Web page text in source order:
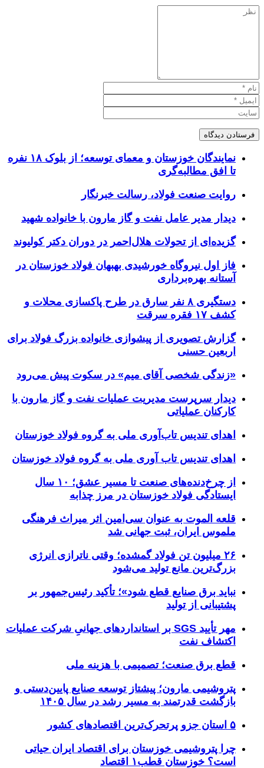
نمایندگان خوزستان و معمای توسعه؛ از بلوک ۱۸ نفره
تا افق مطالبه‌گری
روایت صنعت فولاد،‌ رسالت خبرنگار
دیدار مدیر عامل نفت و گاز مارون با خانواده شهید
گزیده‌ای از تحولات هلال‌احمر در دوران دکتر کولیوند
فاز اول نیروگاه خورشیدی بهبهان فولاد خوزستان در
آستانه بهره‌برداری
دستگیری ۸ نفر سارق در طرح پاکسازی محلات و
کشف ۱۷ فقره سرقت
گزارش تصویری از پیشوازی خانواده بزرگ فولاد برای
اربعین حسنی
«زندگی شخصی آقای میم» در سکوت پیش می‌رود
دیدار سرپرست مدیریت عملیات نفت و گاز مارون با
کارکنان عملیاتی
اهدای تندیس تاب‌آوری ملی به گروه فولاد خوزستان
اهدای تندیس تاب آوری ملی به گروه فولاد خوزستان
از چرخ‌دنده‌های صنعت تا مسیر عشق؛ ۱۰ سال
ایستادگی فولاد خوزستان در مرز چذابه
قلعه الموت به عنوان سی‌امین اثر میراث‌ فرهنگی
ملموس ایران، ثبت جهانی شد
۲۶ میلیون تن فولاد گمشده؛ وقتی ناترازی انرژی
بزرگ‌ترین مانع تولید می‌شود
نباید برق صنایع قطع شود»؛ تأکید رئیس‌جمهور بر
پشتیبانی از تولید
مهر تأیید SGS بر استانداردهای جهانیِ شرکت عملیات
اکتشاف نفت
قطع برق صنعت؛ تصمیمی با هزینه ملی
پتروشیمی مارون؛ پیشتاز توسعه صنایع پایین‌دستی و
بازگشت قدرتمند به مسیر رشد در سال ۱۴۰۵
۵ استان جزو پرتحرک‌ترین اقتصاد‌های کشور
چرا پتروشیمی خوزستان برای اقتصاد ایران حیاتی
است؟ خوزستان قطب۱ اقتصاد